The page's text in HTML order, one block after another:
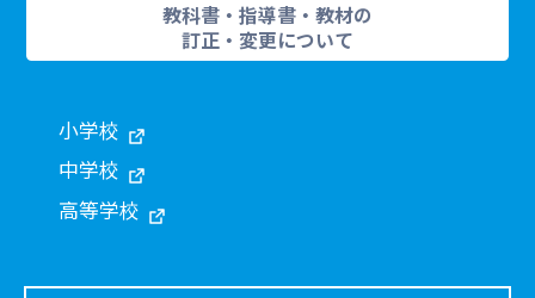
教科書・指導書・教材の
訂正・変更について
小学校
中学校
高等学校